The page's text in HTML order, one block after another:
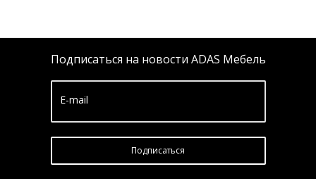
Подписаться на новости ADAS Мебель
E-mail
Подписатьcя